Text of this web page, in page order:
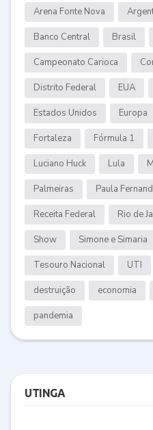
Arena Fonte Nova
Banco Central Brasil
Campeonato Carioca
Distrito Federal EUA
Estados Unidos Europa
Fortaleza Fórmula 1
Luciano Huck Lula
Palmeiras Paula
Receita Federal Rio de
Show Simone e Simaria
Tesouro Nacional UTI
destruição economia
pandemia
UTINGA